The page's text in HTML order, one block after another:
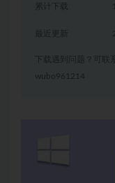
累计下载
下载遇到问题？可联
wubo961214